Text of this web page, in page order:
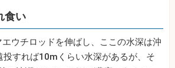
食い
ウチロッドを伸ばし、ここの水深は沖
すれば10mくらい水深があるが、そ